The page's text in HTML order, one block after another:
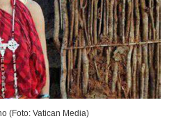
(Foto: Vatican Media)